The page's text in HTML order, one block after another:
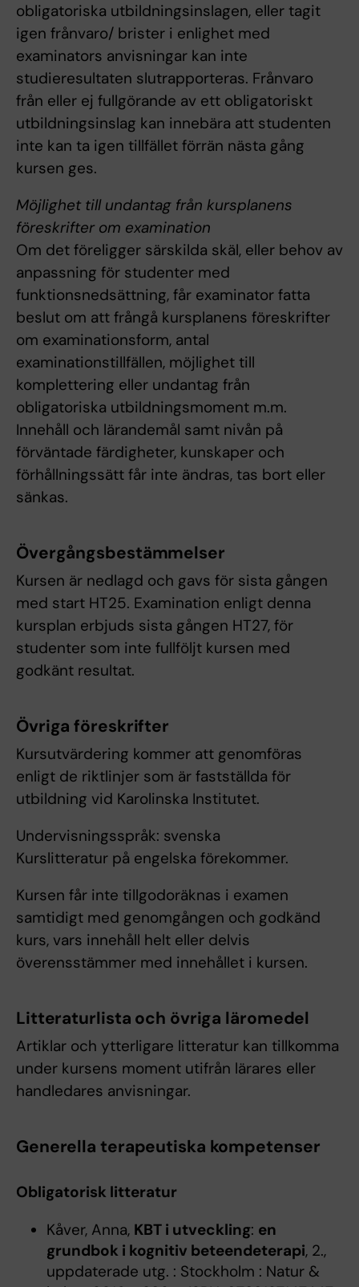
obligatoriska utbildningsinslagen, eller tagit
igen frånvaro/ brister i enlighet med
examinators anvisningar kan inte
studieresultaten slutrapporteras. Frånvaro
från eller ej fullgörande av ett obligatoriskt
utbildningsinslag kan innebära att studenten
inte kan ta igen tillfället förrän nästa gång
kursen ges.
Möjlighet till undantag från kursplanens
föreskrifter om examination
Om det föreligger särskilda skäl, eller behov av
anpassning för studenter med
funktionsnedsättning, får examinator fatta
beslut om att frångå kursplanens föreskrifter
om examinationsform, antal
examinationstillfällen, möjlighet till
komplettering eller undantag från
obligatoriska utbildningsmoment m.m.
Innehåll och lärandemål samt nivån på
förväntade färdigheter, kunskaper och
förhållningssätt får inte ändras, tas bort eller
sänkas.
Övergångsbestämmelser
Kursen är nedlagd och gavs för sista gången
med start HT25. Examination enligt denna
kursplan erbjuds sista gången HT27, för
studenter som inte fullföljt kursen med
godkänt resultat.
Övriga föreskrifter
Kursutvärdering kommer att genomföras
enligt de riktlinjer som är fastställda för
utbildning vid Karolinska Institutet.
Undervisningsspråk: svenska
Kurslitteratur på engelska förekommer.
Kursen får inte tillgodoräknas i examen
samtidigt med genomgången och godkänd
kurs, vars innehåll helt eller delvis
överensstämmer med innehållet i kursen.
Litteraturlista och övriga läromedel
Artiklar och ytterligare litteratur kan tillkomma
under kursens moment utifrån lärares eller
handledares anvisningar.
Generella terapeutiska kompetenser
Obligatorisk litteratur
Kåver, Anna, KBT i utveckling: en
grundbok i kognitiv beteendeterapi, 2.,
uppdaterade utg. : Stockholm : Natur &